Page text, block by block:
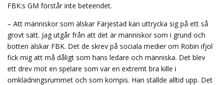
FBK:s GM förstår inte beteendet.
– Att människor som älskar Färjestad kan uttrycka sig på ett så
grovt sätt. Jag utgår från att det är människor som i grund och
botten älskar FBK. Det de skrev på sociala medier om Robin ifjol
fick mig att må dåligt som hans ledare och människa. Det blev
ett drev mot en spelare som var en extremt bra kille i
omklädningsrummet och som kompis. Han ställde alltid upp. Det